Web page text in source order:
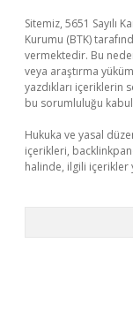
Sitemiz, 5651 Sayılı
Kurumu (BTK)
vermektedir. Bu
veya araştırma
yazdıkları içeriklerin
bu sorumluluğu kabul
Hukuka ve yasal
içerikleri,
halinde, ilgili içerikler